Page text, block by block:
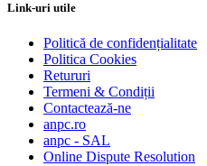
Link-uri utile
Politică de confidențialitate
Politica Cookies
Retururi
Termeni & Condiții
Contactează-ne
anpc.ro
anpc - SAL
Online Dispute Resolution